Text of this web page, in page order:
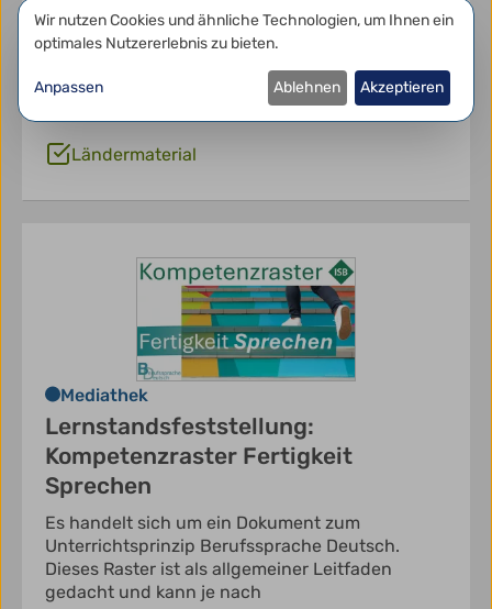
Berufsdeutsch,DaF,DaZ,
Sprachbegleitung,Sprachbildung,
Sprachsensibler Unterricht,Sprachstand,
Ländermaterial
Mediathek
Lernstandsfeststellung:
Kompetenzraster Fertigkeit
Sprechen
Es handelt sich um ein Dokument zum
Unterrichtsprinzip Berufssprache Deutsch.
Dieses Raster ist als allgemeiner Leitfaden
gedacht und kann je nach
Datenschutzeinstellungen
Wir nutzen Cookies und ähnliche Technologien, um Ihnen ein
optimales Nutzererlebnis zu bieten.
Anpassen Ablehnen Akzeptieren